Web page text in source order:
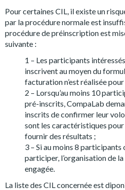
Pour certaines CIL, il existe un
par la procédure normale est
procédure de préinscription est
suivante :
1 – Les participants
inscrivent au moyen du
facturation n’est réalisée
2 – Lorsqu’au moins 10
pré-inscrits, CompaLab
inscrits de confirmer leur
sont les caractéristiques pour
fournir des résultats ;
3 – Si au moins 8
participer, l’organisation de
engagée.
La liste des CIL concernée est